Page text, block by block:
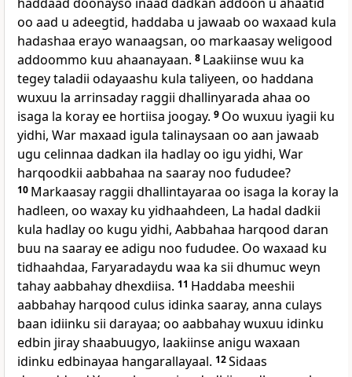
oo aad u adeegtid, haddaba u jawaab oo waxaad kula
hadashaa erayo wanaagsan, oo markaasay weligood
addoommo kuu ahaanayaan. 8 Laakiinse wuu ka
tegey taladii odayaashu kula taliyeen, oo haddana
wuxuu la arrinsaday raggii dhallinyarada ahaa oo
isaga la koray ee hortiisa joogay. 9 Oo wuxuu iyagii ku
yidhi, War maxaad igula talinaysaan oo aan jawaab
ugu celinnaa dadkan ila hadlay oo igu yidhi, War
harqoodkii aabbahaa na saaray noo fududee?
10 Markaasay raggii dhallintayaraa oo isaga la koray la
hadleen, oo waxay ku yidhaahdeen, La hadal dadkii
kula hadlay oo kugu yidhi, Aabbahaa harqood daran
buu na saaray ee adigu noo fududee. Oo waxaad ku
tidhaahdaa, Faryaradaydu waa ka sii dhumuc weyn
tahay aabbahay dhexdiisa. 11 Haddaba meeshii
aabbahay harqood culus idinka saaray, anna culays
baan idiinku sii darayaa; oo aabbahay wuxuu idinku
edbin jiray shaabuugyo, laakiinse anigu waxaan
idinku edbinayaa hangarallayaal. 12Sidaas